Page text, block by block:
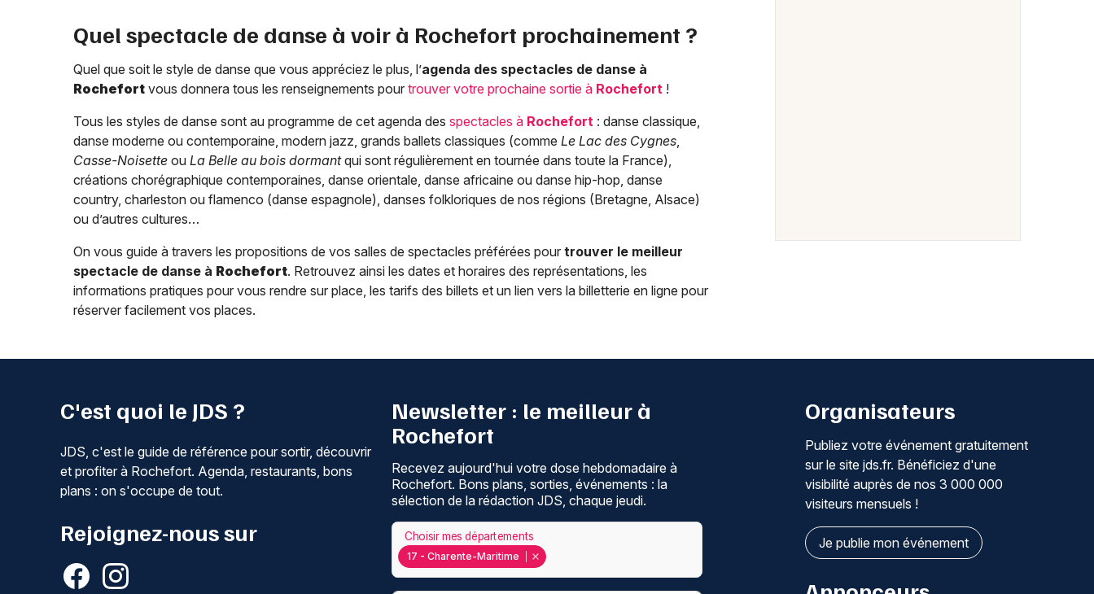
Quel spectacle de danse à voir à Rochefort prochainement ?
Quel que soit le style de danse que vous appréciez le plus, l’agenda des spectacles de danse à
Rochefort vous donnera tous les renseignements pour trouver votre prochaine sortie à Rochefort !
Tous les styles de danse sont au programme de cet agenda des spectacles à Rochefort : danse classique,
danse moderne ou contemporaine, modern jazz, grands ballets classiques (comme Le Lac des Cygnes,
Casse-Noisette ou La Belle au bois dormantqui sont régulièrement en tournée dans toute la France),
créations chorégraphique contemporaines, danse orientale, danse africaine ou danse hip-hop, danse
country, charleston ou flamenco (danse espagnole), danses folkloriques de nos régions (Bretagne, Alsace)
ou d’autres cultures…
On vous guide à travers les propositions de vos salles de spectacles préférées pour trouver le meilleur
spectacle de danse à Rochefort. Retrouvez ainsi les dates et horaires des représentations, les
informations pratiques pour vous rendre sur place, les tarifs des billets et un lien vers la billetterie en ligne pour
réserver facilement vos places.
C'est quoi le JDS ?
JDS, c'est le guide de référence pour sortir, découvrir
et profiter à Rochefort. Agenda, restaurants, bons
plans : on s'occupe de tout.
Rejoignez-nous sur
Newsletter : le meilleur à
Rochefort
Recevez aujourd'hui votre dose hebdomadaire à
Rochefort. Bons plans, sorties, événements : la
sélection de la rédaction JDS, chaque jeudi.
17 - Charente-Maritime
Choisir mes départements
Organisateurs
Publiez votre événement gratuitement
sur le site jds.fr. Bénéficiez d'une
visibilité auprès de nos 3 000 000
visiteurs mensuels !
Je publie mon événement